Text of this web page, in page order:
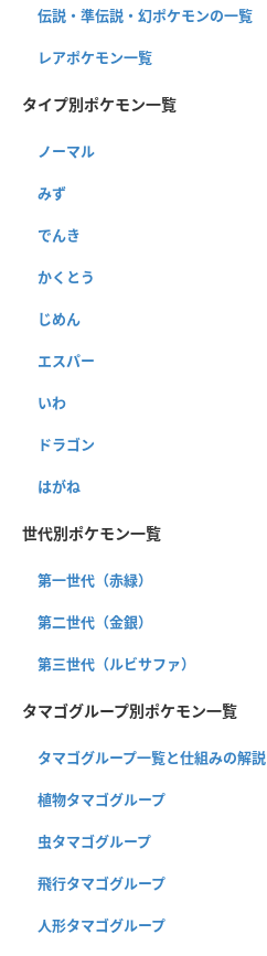
伝説・準伝説・幻ポケモンの一覧
レアポケモン一覧
タイプ別ポケモン一覧
ノーマル
みず
でんき
かくとう
じめん
エスパー
いわ
ドラゴン
はがね
世代別ポケモン一覧
第一世代（赤緑）
第二世代（金銀）
第三世代（ルビサファ）
タマゴグループ別ポケモン一覧
タマゴグループ一覧と仕組みの解説
植物タマゴグループ
虫タマゴグループ
飛行タマゴグループ
人形タマゴグループ